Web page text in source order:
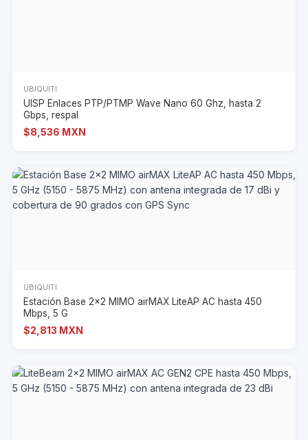
UBIQUITI
UISP Enlaces PTP/PTMP Wave Nano 60 Ghz, hasta 2
Gbps, respal
$8,536 MXN
UBIQUITI
Estación Base 2x2 MIMO airMAX LiteAP AC hasta 450
Mbps, 5 G
$2,813 MXN